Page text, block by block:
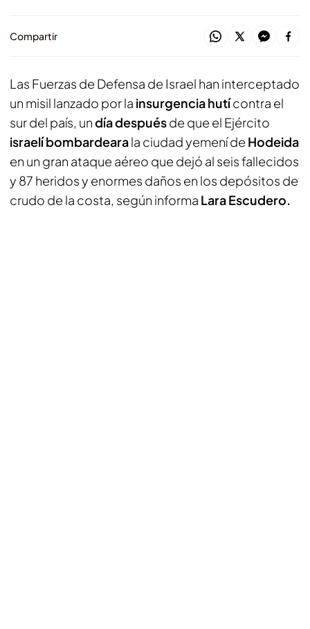
Compartir
Las Fuerzas de Defensa de Israel han interceptado
un misil lanzado por la insurgencia hutícontra el
sur del país, undía despuésde que el Ejército
israelí bombardearala ciudad yemení de Hodeida
en un gran ataque aéreo que dejó al seis fallecidos
y 87 heridos y enormes daños en los depósitos de
crudo de la costa, según informa Lara Escudero.